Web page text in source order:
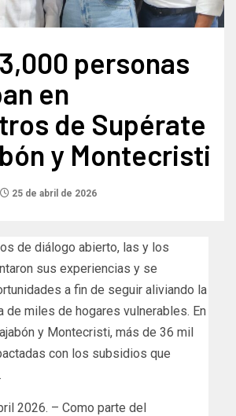
personas
en
de Supérate
y Montecristi
25 de abril de 2026
de diálogo abierto, las y los
sus experiencias y se
a fin de seguir aliviando la
de miles de hogares vulnerables. En
y Montecristi, más de 36 mil
con los subsidios que
2026. – Como parte del